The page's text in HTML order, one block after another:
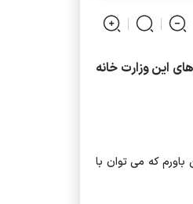
این وزارت خانه
که می توان با